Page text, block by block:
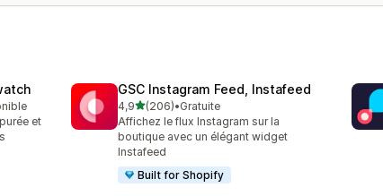
et
GSC Instagram Feed, Instafeed
4,9étoile(s) sur 5
(206)
206 avis au total
•Gratuite
Affichez le flux Instagram sur la
boutique avec un élégant widget
Instafeed
Built for Shopify